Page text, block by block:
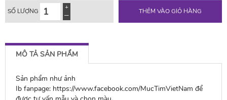
SỐ LƯỢNG THÊM VÀO GIỎ HÀNG
MÔ TẢ SẢN PHẨM
Sản phẩm như ảnh
Ib fanpage: https://www.facebook.com/MucTimVietNam để